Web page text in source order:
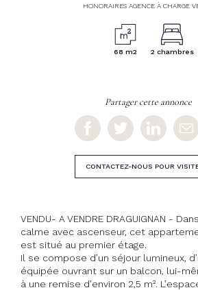
HONORAIRES AGENCE À CHARGE
68 m2 2 chambres
Partager cette annonce
CONTACTEZ-NOUS POUR
VENDU- A VENDRE DRAGUIGNAN -
calme avec ascenseur, cet
est situé au premier étage.
Il se compose d’un séjour lumineux,
équipée ouvrant sur un balcon, lui-
à une remise d’environ 2,5 m².